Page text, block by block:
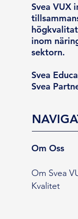
Svea VUX
inom
sektorn.
Svea
Svea
Om Oss
Om Svea
Kvalitet